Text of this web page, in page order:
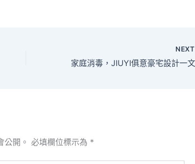
NEXT
公開。 必填欄位標示為 *